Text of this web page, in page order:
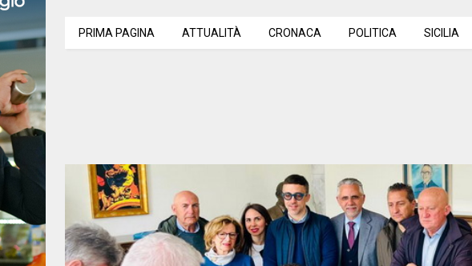
PRIMA PAGINA ATTUALITÀ CRONACA POLITICA SICILIA